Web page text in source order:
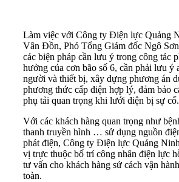
Làm việc với Công ty Điện lực Quảng
Vân Đồn, Phó Tổng Giám đốc Ngô
các biện pháp cần lưu ý trong công tác
hưởng của cơn bão số 6, cần phải lưu ý
người và thiết bị, xây dựng phương án
phương thức cấp điện hợp lý, đảm bảo
phụ tải quan trọng khi lưới điện bị sự cố.
Với các khách hàng quan trọng như
thanh truyền hình … sử dụng nguồn
phát điện, Công ty Điện lực Quảng
vị trực thuộc bố trí công nhân điện lực
tư vấn cho khách hàng sử cách vận
toàn.